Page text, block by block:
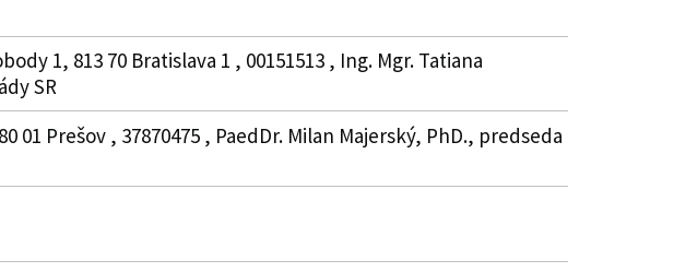
1, 813 70 Bratislava 1 , 00151513 , Ing. Mgr. Tatiana
SR
Prešov , 37870475 , PaedDr. Milan Majerský, PhD., predseda